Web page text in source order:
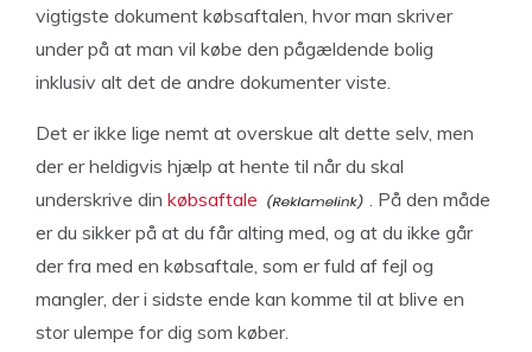
vigtigste dokument købsaftalen, hvor man skriver
under på at man vil købe den pågældende bolig
inklusiv alt det de andre dokumenter viste.
Det er ikke lige nemt at overskue alt dette selv, men
der er heldigvis hjælp at hente til når du skal
underskrive din købsaftale
. På den måde
er du sikker på at du får alting med, og at du ikke går
der fra med en købsaftale, som er fuld af fejl og
mangler, der i sidste ende kan komme til at blive en
stor ulempe for dig som køber.